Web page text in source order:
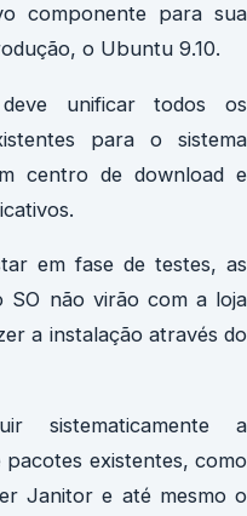
componente para sua
o Ubuntu 9.10.
unificar todos os
para o sistema
centro de download e
em fase de testes, as
SO não virão com a loja
a instalação através do
sistematicamente a
pacotes existentes, como
Janitor e até mesmo o